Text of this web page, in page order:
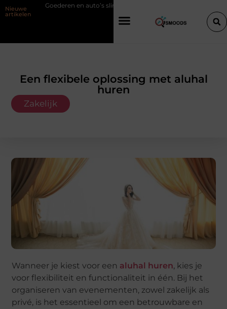
Nieuwe
artikelen
en auto’s slim verplaatsen met twee liften naast elkaar
Een flexibele oplossing met aluhal
huren
Zakelijk
Wanneer je kiest voor een aluhal huren, kies je
voor flexibiliteit en functionaliteit in één. Bij het
organiseren van evenementen, zowel zakelijk als
privé, is het essentieel om een betrouwbare en